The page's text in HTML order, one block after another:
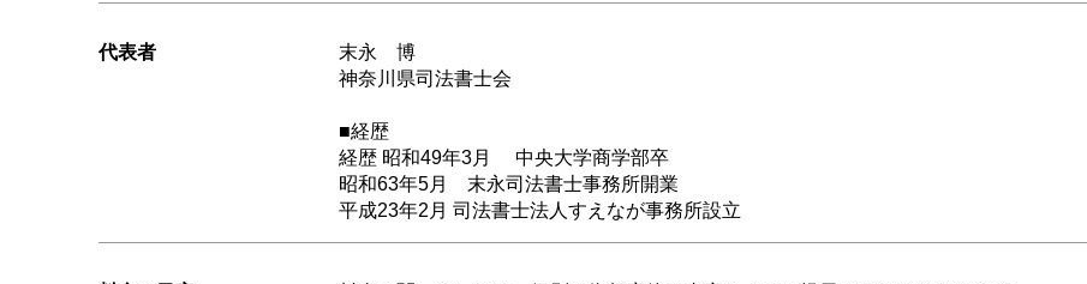
代表者
末永 博
神奈川県司法書士会
■経歴
経歴 昭和49年3月 中央大学商学部卒
昭和63年5月 末永司法書士事務所開業
平成23年2月 司法書士法人すえなが事務所設立